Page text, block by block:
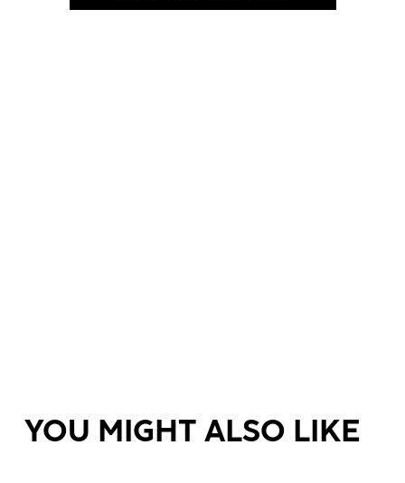
YOU MIGHT ALSO LIKE